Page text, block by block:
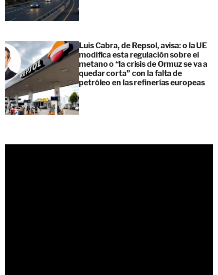
Luis Cabra, de Repsol, avisa: o la UE
modifica esta regulación sobre el
metano o “la crisis de Ormuz se va a
quedar corta” con la falta de
petróleo en las refinerías europeas